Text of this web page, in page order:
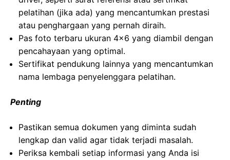
pelatihan (jika ada) yang mencantumkan prestasi
atau penghargaan yang pernah diraih.
Pas foto terbaru ukuran 4×6 yang diambil dengan
pencahayaan yang optimal.
Sertifikat pendukung lainnya yang mencantumkan
nama lembaga penyelenggara pelatihan.
Penting
Pastikan semua dokumen yang diminta sudah
lengkap dan valid agar tidak terjadi masalah.
Periksa kembali setiap informasi yang Anda isi